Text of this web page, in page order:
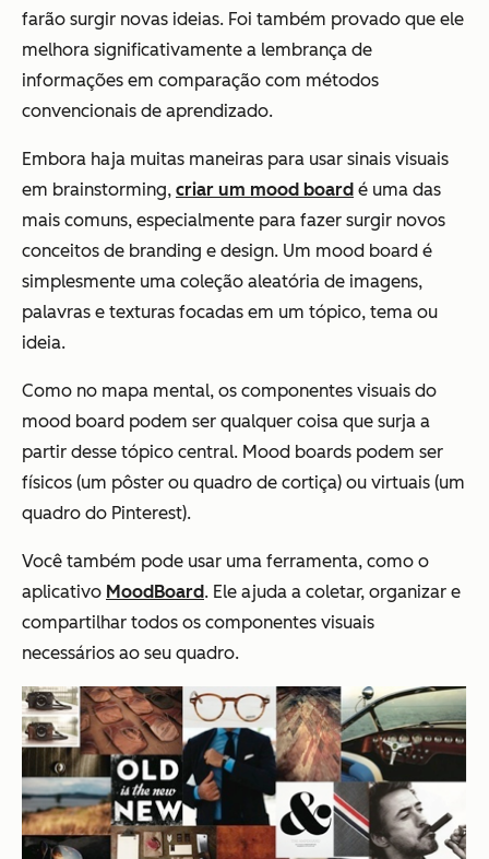
farão surgir novas ideias. Foi também provado que ele
melhora significativamente a lembrança de
informações em comparação com métodos
convencionais de aprendizado.
Embora haja muitas maneiras para usar sinais visuais
em brainstorming, criar um mood board é uma das
mais comuns, especialmente para fazer surgir novos
conceitos de branding e design. Um mood board é
simplesmente uma coleção aleatória de imagens,
palavras e texturas focadas em um tópico, tema ou
ideia.
Como no mapa mental, os componentes visuais do
mood board podem ser qualquer coisa que surja a
partir desse tópico central. Mood boards podem ser
físicos (um pôster ou quadro de cortiça) ou virtuais (um
quadro do Pinterest).
Você também pode usar uma ferramenta, como o
aplicativo MoodBoard. Ele ajuda a coletar, organizar e
compartilhar todos os componentes visuais
necessários ao seu quadro.